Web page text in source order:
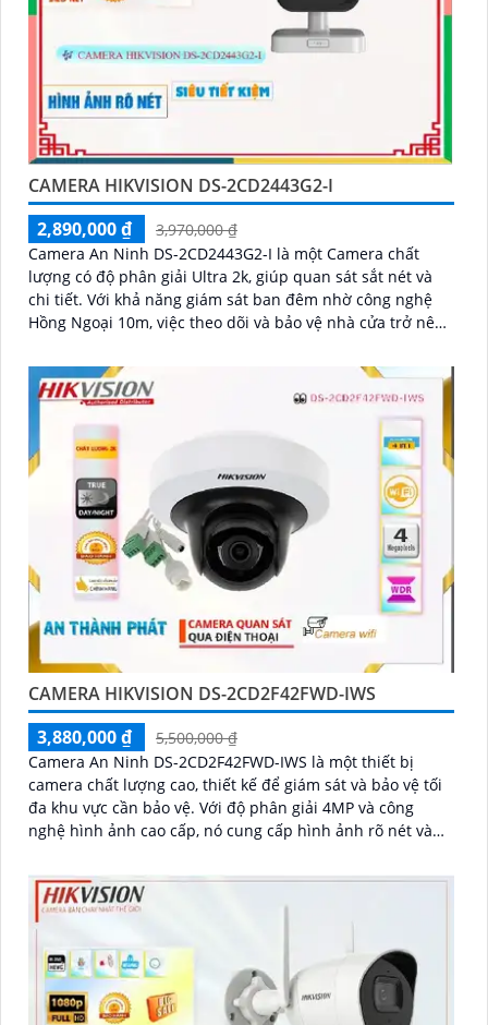
CAMERA HIKVISION DS-2CD2443G2-I
2,890,000 ₫
3,970,000 ₫
Camera An Ninh DS-2CD2443G2-I là một Camera chất
lượng có độ phân giải Ultra 2k, giúp quan sát sắt nét và
chi tiết. Với khả năng giám sát ban đêm nhờ công nghệ
Hồng Ngoại 10m, việc theo dõi và bảo vệ nhà cửa trở nên
CAMERA HIKVISION DS-2CD2F42FWD-IWS
3,880,000 ₫
5,500,000 ₫
Camera An Ninh DS-2CD2F42FWD-IWS là một thiết bị
camera chất lượng cao, thiết kế để giám sát và bảo vệ tối
đa khu vực cần bảo vệ. Với độ phân giải 4MP và công
nghệ hình ảnh cao cấp, nó cung cấp hình ảnh rõ nét và